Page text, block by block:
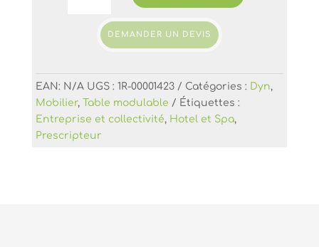
tables
modulables
pour
un
DEMANDER UN DEVIS
EAN: N/A UGS : 1R-00001423 Catégories : Dyn,
Mobilier, Table modulable
Étiquettes :
Entreprise et collectivité, Hotel et Spa,
Prescripteur